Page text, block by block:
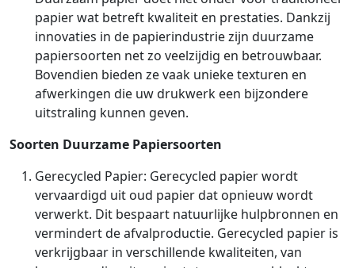
papier wat betreft kwaliteit en prestaties. Dankzij
innovaties in de papierindustrie zijn duurzame
papiersoorten net zo veelzijdig en betrouwbaar.
Bovendien bieden ze vaak unieke texturen en
afwerkingen die uw drukwerk een bijzondere
uitstraling kunnen geven.
Soorten Duurzame Papiersoorten
Gerecycled Papier: Gerecycled papier wordt
vervaardigd uit oud papier dat opnieuw wordt
verwerkt. Dit bespaart natuurlijke hulpbronnen en
vermindert de afvalproductie. Gerecycled papier is
verkrijgbaar in verschillende kwaliteiten, van